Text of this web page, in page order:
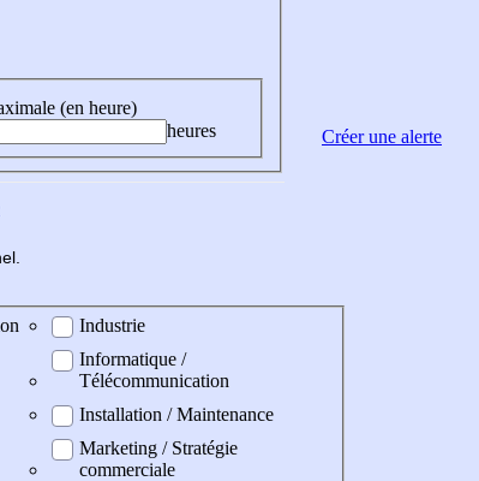
(en heure)
heures
Industrie
Informatique /
Télécommunication
Installation / Maintenance
Marketing / Stratégie
commerciale
Créer une alerte